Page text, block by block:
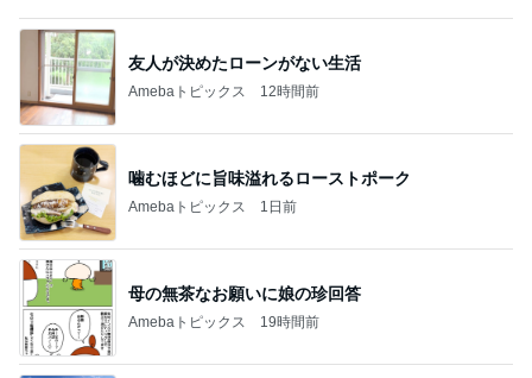
友人が決めたローンがない生活
Amebaトピックス 12時間前
噛むほどに旨味溢れるローストポーク
Amebaトピックス 1日前
母の無茶なお願いに娘の珍回答
Amebaトピックス 19時間前